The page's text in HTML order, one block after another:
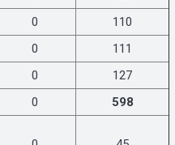
0
110
0
111
0
127
0
598